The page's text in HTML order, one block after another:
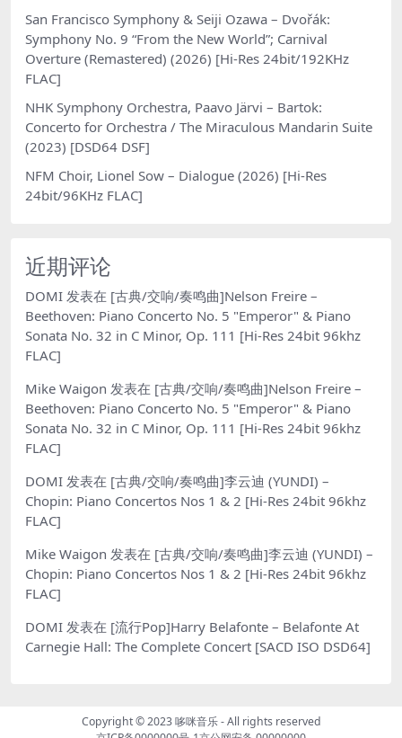
San Francisco Symphony & Seiji Ozawa – Dvořák:
Symphony No. 9 “From the New World”; Carnival
Overture (Remastered) (2026) [Hi-Res 24bit/192KHz
FLAC]
NHK Symphony Orchestra, Paavo Järvi – Bartok:
Concerto for Orchestra / The Miraculous Mandarin Suite
(2023) [DSD64 DSF]
NFM Choir, Lionel Sow – Dialogue (2026) [Hi-Res
24bit/96KHz FLAC]
近期评论
DOMI 发表在 [古典/交响/奏鸣曲]Nelson Freire –
Beethoven: Piano Concerto No. 5 "Emperor" & Piano
Sonata No. 32 in C Minor, Op. 111 [Hi-Res 24bit 96khz
FLAC]
Mike Waigon 发表在 [古典/交响/奏鸣曲]Nelson Freire –
Beethoven: Piano Concerto No. 5 "Emperor" & Piano
Sonata No. 32 in C Minor, Op. 111 [Hi-Res 24bit 96khz
FLAC]
DOMI 发表在 [古典/交响/奏鸣曲]李云迪 (YUNDI) –
Chopin: Piano Concertos Nos 1 & 2 [Hi-Res 24bit 96khz
FLAC]
Mike Waigon 发表在 [古典/交响/奏鸣曲]李云迪 (YUNDI) –
Chopin: Piano Concertos Nos 1 & 2 [Hi-Res 24bit 96khz
FLAC]
DOMI 发表在 [流行Pop]Harry Belafonte – Belafonte At
Carnegie Hall: The Complete Concert [SACD ISO DSD64]
Copyright © 2023哆咪音乐- All rights reserved